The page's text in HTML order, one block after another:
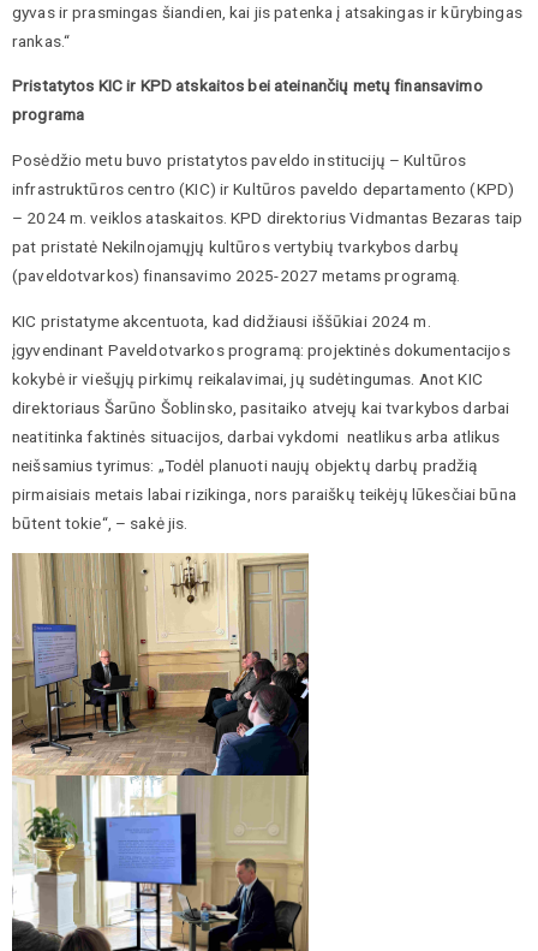
gyvas ir prasmingas šiandien, kai jis patenka į atsakingas ir kūrybingas
rankas.“
Pristatytos KIC ir KPD atskaitos bei ateinančių metų finansavimo
programa
Posėdžio metu buvo pristatytos paveldo institucijų – Kultūros
infrastruktūros centro (KIC) ir Kultūros paveldo departamento (KPD)
– 2024 m. veiklos ataskaitos. KPD direktorius Vidmantas Bezaras taip
pat pristatė Nekilnojamųjų kultūros vertybių tvarkybos darbų
(paveldotvarkos) finansavimo 2025-2027 metams programą.
KIC pristatyme akcentuota, kad didžiausi iššūkiai 2024 m.
įgyvendinant Paveldotvarkos programą: projektinės dokumentacijos
kokybė ir viešųjų pirkimų reikalavimai, jų sudėtingumas. Anot KIC
direktoriaus Šarūno Šoblinsko, pasitaiko atvejų kai tvarkybos darbai
neatitinka faktinės situacijos, darbai vykdomi neatlikus arba atlikus
neišsamius tyrimus: „Todėl planuoti naujų objektų darbų pradžią
pirmaisiais metais labai rizikinga, nors paraiškų teikėjų lūkesčiai būna
būtent tokie“, – sakė jis.